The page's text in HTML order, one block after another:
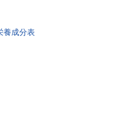
養成分表